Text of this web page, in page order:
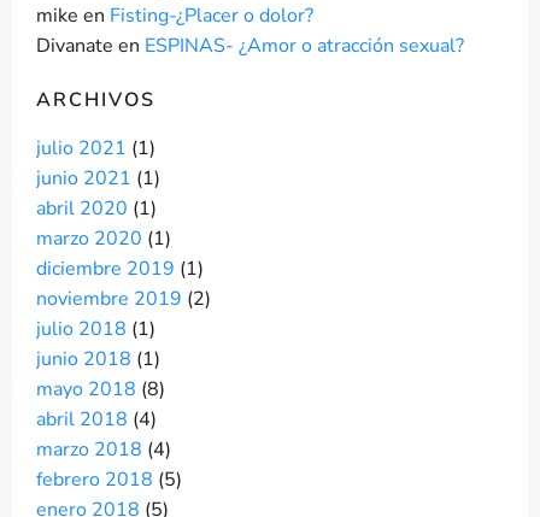
mike en Fisting-¿Placer o dolor?
Divanate en ESPINAS- ¿Amor o atracción sexual?
ARCHIVOS
julio 2021 (1)
junio 2021 (1)
abril 2020 (1)
marzo 2020 (1)
diciembre 2019 (1)
noviembre 2019 (2)
julio 2018 (1)
junio 2018 (1)
mayo 2018 (8)
abril 2018 (4)
marzo 2018 (4)
febrero 2018 (5)
enero 2018 (5)